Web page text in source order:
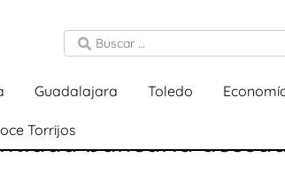
Guadalajara Toledo
Torrijos
bancaria